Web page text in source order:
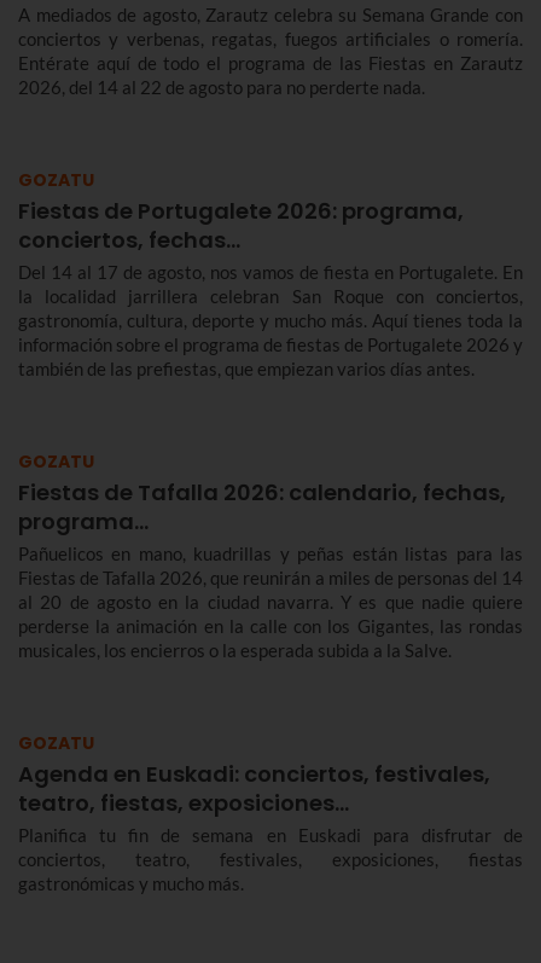
A mediados de agosto, Zarautz celebra su Semana Grande con
conciertos y verbenas, regatas, fuegos artificiales o romería.
Entérate aquí de todo el programa de las Fiestas en Zarautz
2026, del 14 al 22 de agosto para no perderte nada.
GOZATU
Fiestas de Portugalete 2026: programa,
conciertos, fechas…
Del 14 al 17 de agosto, nos vamos de fiesta en Portugalete. En
la localidad jarrillera celebran San Roque con conciertos,
gastronomía, cultura, deporte y mucho más. Aquí tienes toda la
información sobre el programa de fiestas de Portugalete 2026 y
también de las prefiestas, que empiezan varios días antes.
GOZATU
Fiestas de Tafalla 2026: calendario, fechas,
programa…
Pañuelicos en mano, kuadrillas y peñas están listas para las
Fiestas de Tafalla 2026, que reunirán a miles de personas del 14
al 20 de agosto en la ciudad navarra. Y es que nadie quiere
perderse la animación en la calle con los Gigantes, las rondas
musicales, los encierros o la esperada subida a la Salve.
GOZATU
Agenda en Euskadi: conciertos, festivales,
teatro, fiestas, exposiciones…
Planifica tu fin de semana en Euskadi para disfrutar de
conciertos, teatro, festivales, exposiciones, fiestas
gastronómicas y mucho más.